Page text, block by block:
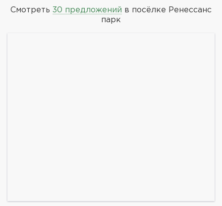
Смотреть 30 предложений в посёлке Ренессанс
парк